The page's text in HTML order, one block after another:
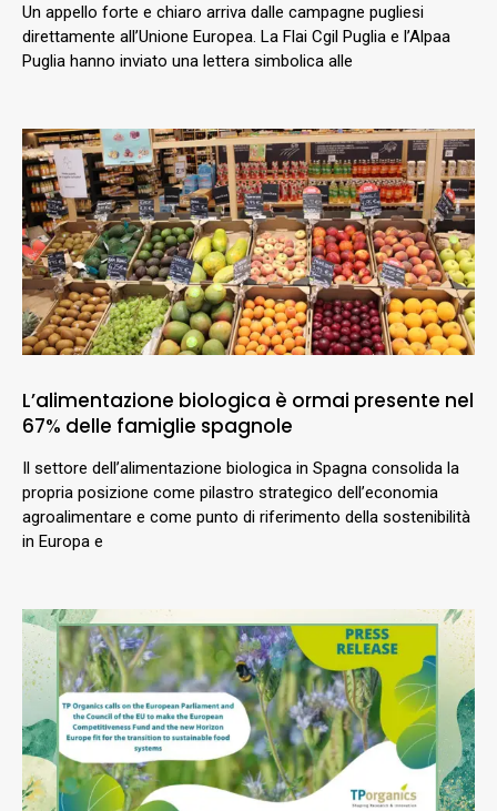
Un appello forte e chiaro arriva dalle campagne pugliesi
direttamente all’Unione Europea. La Flai Cgil Puglia e l’Alpaa
Puglia hanno inviato una lettera simbolica alle
L’alimentazione biologica è ormai presente nel
67% delle famiglie spagnole
Il settore dell’alimentazione biologica in Spagna consolida la
propria posizione come pilastro strategico dell’economia
agroalimentare e come punto di riferimento della sostenibilità
in Europa e